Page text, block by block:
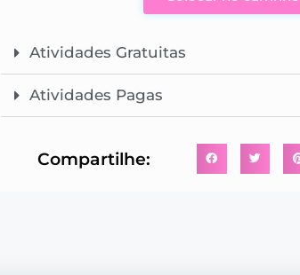
Atividades Gratuitas
Atividades Pagas
Compartilhe: